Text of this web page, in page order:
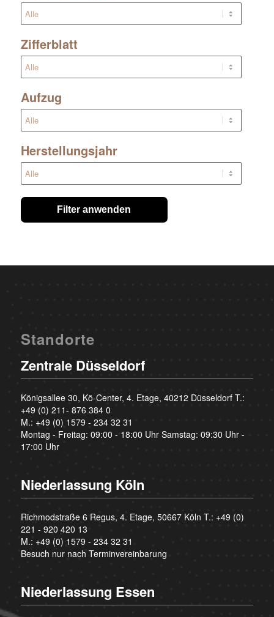
Zifferblatt
Aufzug
Herstellungsjahr
Filter anwenden
Standorte
Zentrale Düsseldorf
Königsallee 30, Kö-Center, 4. Etage, 40212 Düsseldorf T.:
+49 (0) 211- 876 384 0
M.: +49 (0) 1579 - 234 32 31
Montag - Freitag: 09:00 - 18:00 Uhr Samstag: 09:30 Uhr -
17:00 Uhr
Niederlassung Köln
Richmodstraße 6 Regus, 4. Etage, 50667 Köln T.: +49 (0)
221 - 920 420 13
M.: +49 (0) 1579 - 234 32 31
Besuch nur nach Terminvereinbarung
Niederlassung Essen